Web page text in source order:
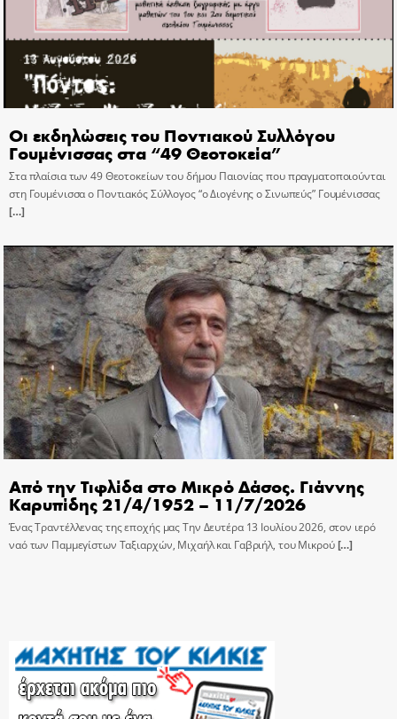
Οι εκδηλώσεις του Ποντιακού Συλλόγου
Γουμένισσας στα “49 Θεοτοκεία”
Στα πλαίσια των 49 Θεοτοκείων του δήμου Παιονίας που πραγματοποιούνται
στη Γουμένισσα ο Ποντιακός Σύλλογος “ο Διογένης ο Σινωπεύς” Γουμένισσας
[…]
Από την Τιφλίδα στο Μικρό Δάσος. Γιάννης
Καρυπίδης 21/4/1952 – 11/7/2026
Ένας Τραντέλλενας της εποχής μας Την Δευτέρα 13 Ιουλίου 2026, στον ιερό
ναό των Παμμεγίστων Ταξιαρχών, Μιχαήλ και Γαβριήλ, του Μικρού[…]